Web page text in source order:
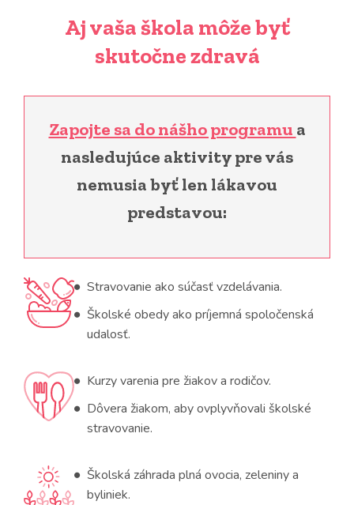
Aj vaša škola môže byť
skutočne zdravá
Zapojte sa do nášho programu a
nasledujúce aktivity pre vás
nemusia byť len lákavou
predstavou:
Stravovanie ako súčasť vzdelávania.
Školské obedy ako príjemná spoločenská
udalosť.
Kurzy varenia pre žiakov a rodičov.
Dôvera žiakom, aby ovplyvňovali školské
stravovanie.
Školská záhrada plná ovocia, zeleniny a
byliniek.